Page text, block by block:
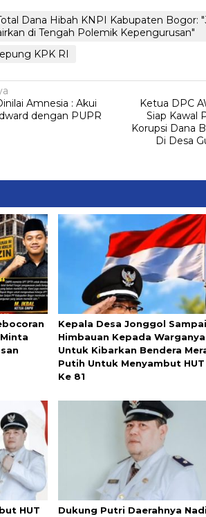
Dana Hibah KNPI Kabupaten Bogor:
di Tengah Polemik Kepengurusan"
KPK RI
Amnesia : Akui
dengan PUPR
Ketua DPC
Siap Kawal
Korupsi Dana
Di Desa
Kepala Desa Jonggol
Himbauan Kepada Warganya
Untuk Kibarkan Bendera
Putih Untuk Menyambut HUT
Ke 81
HUT Dukung Putri Daerahnya